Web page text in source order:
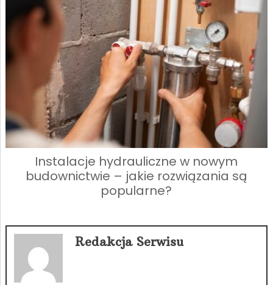
Instalacje hydrauliczne w nowym
budownictwie – jakie rozwiązania są
popularne?
Redakcja Serwisu